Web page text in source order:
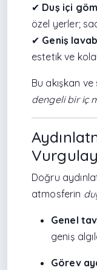
✔ Duş içi
özel yerler;
✔ Geniş
estetik ve
Bu akışkan
dengeli bir iç
Doğru
atmosferin
Genel
geniş
Görev